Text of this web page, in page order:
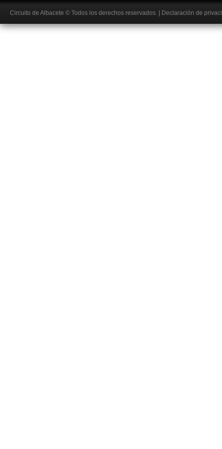
Circuito de Albacete © Todos los derechos reservados. Declaración de